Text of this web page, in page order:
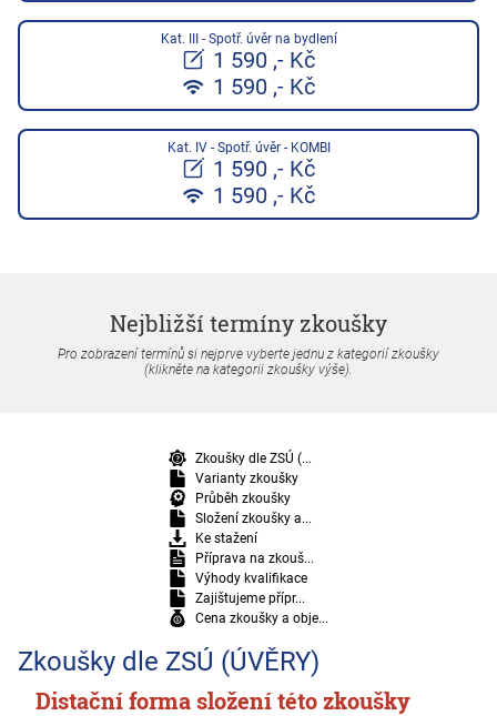
Kat. III - Spotř. úvěr na bydlení
1 590 ,- Kč
1 590 ,- Kč
Kat. IV - Spotř. úvěr - KOMBI
1 590 ,- Kč
1 590 ,- Kč
Nejbližší termíny zkoušky
Pro zobrazení termínů si nejprve vyberte jednu z kategorií zkoušky
(klikněte na kategorii zkoušky výše).
Zkoušky dle ZSÚ (...
Varianty zkoušky
Průběh zkoušky
Složení zkoušky a...
Ke stažení
Příprava na zkouš...
Výhody kvalifikace
Zajištujeme přípr...
Cena zkoušky a obje...
Zkoušky dle ZSÚ (ÚVĚRY)
Distační forma složení této zkoušky